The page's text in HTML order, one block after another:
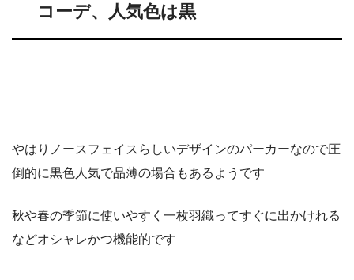
コーデ、人気色は黒
やはりノースフェイスらしいデザインのパーカーなので圧
倒的に黒色人気で品薄の場合もあるようです
秋や春の季節に使いやすく一枚羽織ってすぐに出かけれる
などオシャレかつ機能的です